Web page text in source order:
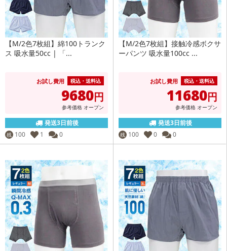
【M/2色7枚組】綿100トランク
ス 吸水量50cc | 「...
お試し費用 税込・送料込
9680円
参考価格 オープン
発送3日前後
残 100 1 0
【M/2色7枚組】接触冷感ボクサ
ーパンツ 吸水量100cc ...
お試し費用 税込・送料込
11680円
参考価格 オープン
発送3日前後
残 100 0 0